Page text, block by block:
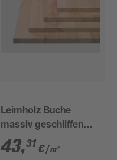
Leimholz Buche
massiv geschliffen
1500 x 300 x 18 mm
43,31 €/ m²